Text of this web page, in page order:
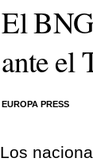
El
ante el
EUROPA PRESS
Los